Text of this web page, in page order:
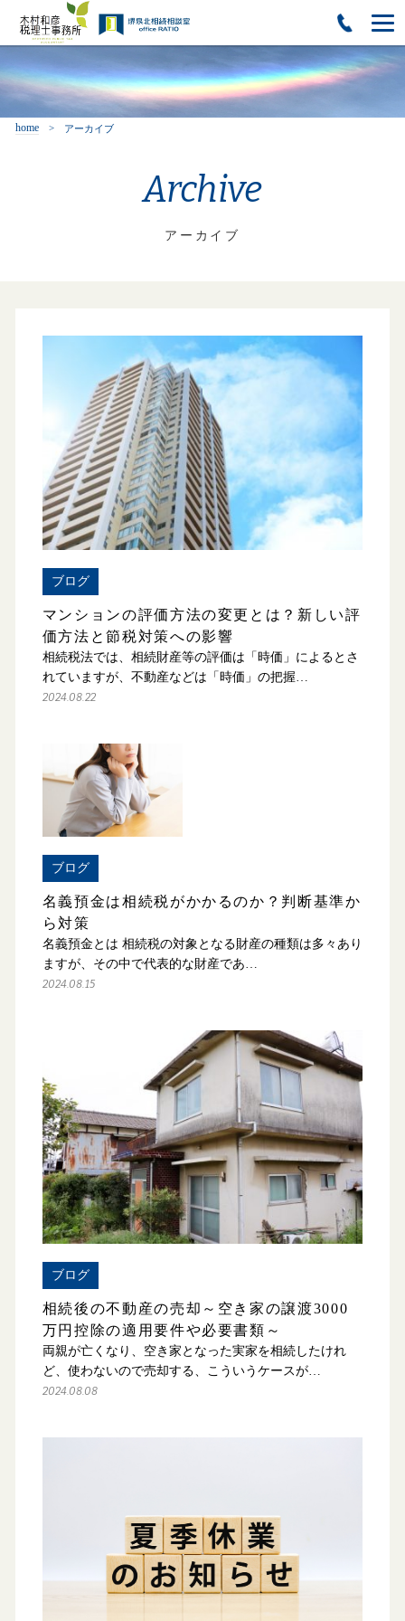
home アーカイブ
Archive
アーカイブ
ブログ
マンションの評価方法の変更とは？新しい評
価方法と節税対策への影響
相続税法では、相続財産等の評価は「時価」によるとさ
れていますが、不動産などは「時価」の把握…
2024.08.22
ブログ
名義預金は相続税がかかるのか？判断基準か
ら対策
名義預金とは 相続税の対象となる財産の種類は多々あり
ますが、その中で代表的な財産であ…
2024.08.15
ブログ
相続後の不動産の売却～空き家の譲渡3000
万円控除の適用要件や必要書類～
両親が亡くなり、空き家となった実家を相続したけれ
ど、使わないので売却する、こういうケースが…
2024.08.08